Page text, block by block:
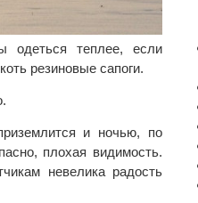
одеться теплее, если
резиновые сапоги.
и ночью, по
плохая видимость.
невелика радость